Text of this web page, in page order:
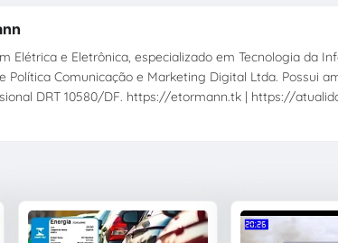
Elétrica e Eletrônica, especializado em Tecnologia da
Política Comunicação e Marketing Digital Ltda. Possui
DRT 10580/DF. https://etormann.tk | https://